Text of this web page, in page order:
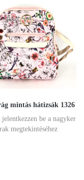
mintás hátizsák 1326
be a nagyker
megtekintéséhez